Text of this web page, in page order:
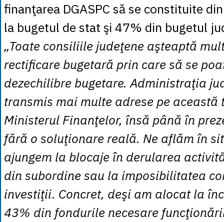
finanţarea DGASPC să se constituite
la bugetul de stat şi 47% din bugetul
„Toate consiliile judeţene aşteaptă
rectificare bugetară prin care să se
dezechilibre bugetare. Administraţia
transmis mai multe adrese pe această
Ministerul Finanţelor, însă până în
fără o soluţionare reală. Ne aflăm în
ajungem la blocaje în derularea
din subordine sau la imposibilitatea
investiţii. Concret, deşi am alocat la
43% din fondurile necesare funcţionării